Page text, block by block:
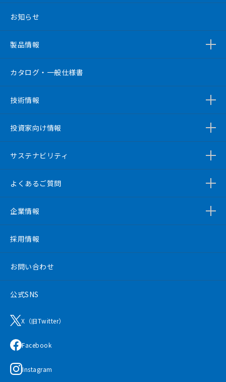
お知らせ
製品情報
カタログ・一般仕様書
技術情報
投資家向け情報
サステナビリティ
よくあるご質問
企業情報
採用情報
お問い合わせ
公式SNS
X（旧Twitter）
Facebook
Instagram